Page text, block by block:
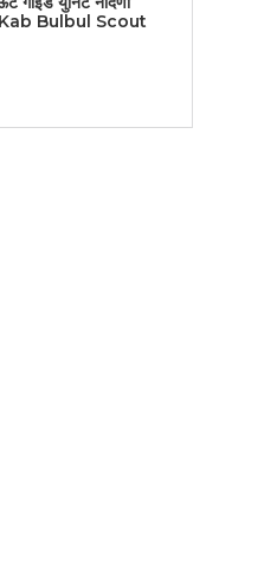
Kab Bulbul Scout